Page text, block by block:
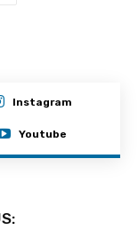
Instagram
Youtube